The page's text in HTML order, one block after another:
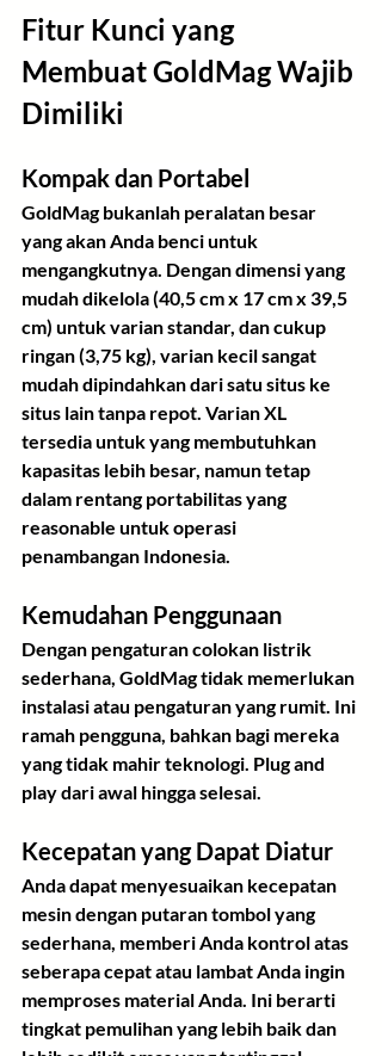
Fitur Kunci yang
Membuat GoldMag Wajib
Dimiliki
Kompak dan Portabel
GoldMag bukanlah peralatan besar
yang akan Anda benci untuk
mengangkutnya. Dengan dimensi yang
mudah dikelola (40,5 cm x 17 cm x 39,5
cm) untuk varian standar, dan cukup
ringan (3,75 kg), varian kecil sangat
mudah dipindahkan dari satu situs ke
situs lain tanpa repot. Varian XL
tersedia untuk yang membutuhkan
kapasitas lebih besar, namun tetap
dalam rentang portabilitas yang
reasonable untuk operasi
penambangan Indonesia.
Kemudahan Penggunaan
Dengan pengaturan colokan listrik
sederhana, GoldMag tidak memerlukan
instalasi atau pengaturan yang rumit. Ini
ramah pengguna, bahkan bagi mereka
yang tidak mahir teknologi. Plug and
play dari awal hingga selesai.
Kecepatan yang Dapat Diatur
Anda dapat menyesuaikan kecepatan
mesin dengan putaran tombol yang
sederhana, memberi Anda kontrol atas
seberapa cepat atau lambat Anda ingin
memproses material Anda. Ini berarti
tingkat pemulihan yang lebih baik dan